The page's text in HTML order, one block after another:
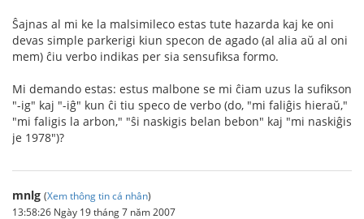
Ŝajnas al mi ke la malsimileco estas tute hazarda kaj ke oni
devas simple parkerigi kiun specon de agado (al alia aŭ al oni
mem) ĉiu verbo indikas per sia sensufiksa formo.
Mi demando estas: estus malbone se mi ĉiam uzus la sufikson
"-ig" kaj "-iĝ" kun ĉi tiu speco de verbo (do, "mi faliĝis hieraŭ,"
"mi faligis la arbon," "ŝi naskigis belan bebon" kaj "mi naskiĝis
je 1978")?
mnlg (Xem thông tin cá nhân)
13:58:26 Ngày 19 tháng 7 năm 2007